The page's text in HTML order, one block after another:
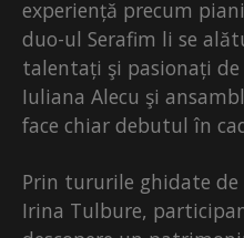
experiență precum
duo-ul Serafim li se
talentați şi pasionați
Iuliana Alecu şi
face chiar debutul în
Prin tururile ghidate de
Irina Tulbure,